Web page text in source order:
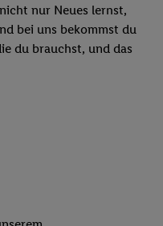
nur Neues lernst,
bei uns bekommst du
du brauchst, und das